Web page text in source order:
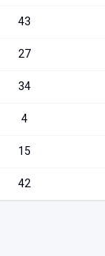
43
27
34
4
15
42